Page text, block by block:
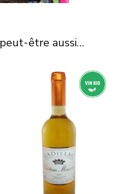
être aussi…